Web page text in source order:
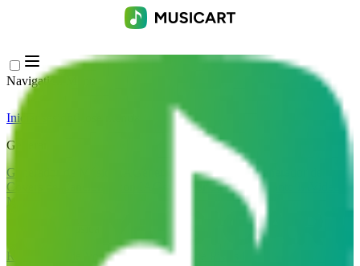
Navigation Menu
Iniciar sesión
Generar
Generador de Música IA
Generador de Letras IAGenerador de
Covers de Canciones con IA
Generador de Voz de Canto IA
Musical IA
Removedor de Vocales AI
Separador de Pistas IA